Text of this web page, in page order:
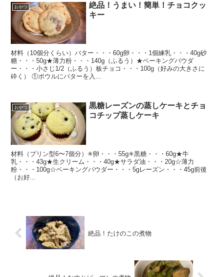
おやつ
絶品！うまい！簡単！チョコクッ
キー
材料（10個分くらい）バター・・・60g卵・・・1個練乳・・・40g砂
糖・・・50g★薄力粉・・・140g（ふるう）★ベーキングパウダ
ー・・・小さじ1/2（ふるう）板チョコ・・・100g（好みの大きさに
砕く） ①ボウルにバターを入...
おやつ
黒糖レーズンの蒸しケーキとチョ
コチップ蒸しケーキ
材料（プリン型6〜7個分）✳︎卵・・・55g✳︎黒糖・・・60g★牛
乳・・・43g★生クリーム・・・40g★サラダ油・・・20g☆薄力
粉・・・100g☆ベーキングパウダー・・・5gレーズン・・・45g前後
（お好...
絶品！たけのこの煮物